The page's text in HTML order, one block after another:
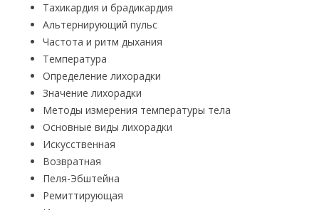
Тахикардия и брадикардия
Альтернирующий пульс
Частота и ритм дыхания
Температура
Определение лихорадки
Значение лихорадки
Методы измерения температуры тела
Основные виды лихорадки
Искусственная
Возвратная
Пеля-Эбштейна
Ремиттирующая